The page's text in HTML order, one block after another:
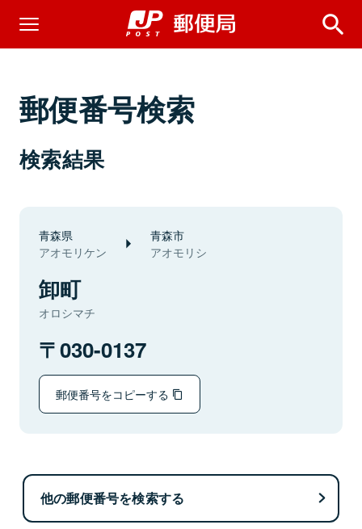
郵便番号検索
検索結果
青森県
アオモリケン
青森市
アオモリシ
卸町
オロシマチ
030-0137
郵便番号をコピーする
他の郵便番号を検索する